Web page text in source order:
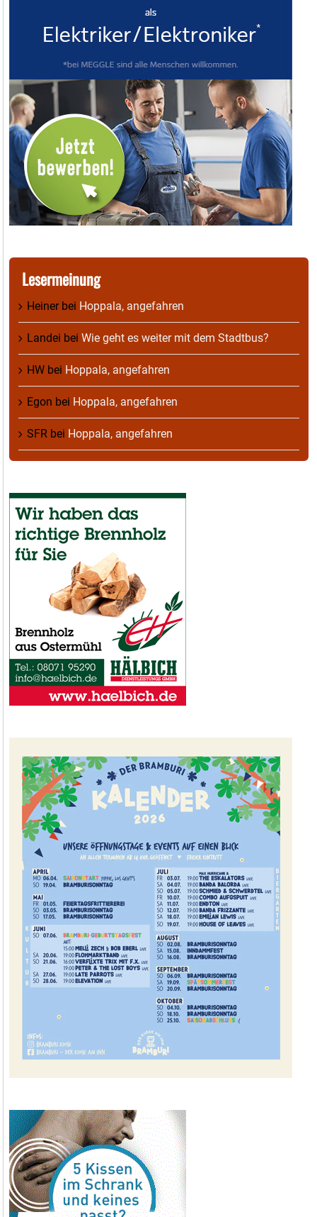
Lesermeinung
Heinerbei Hoppala, angefahren
Landei bei Wie geht es weiter mit dem Stadtbus?
HW bei Hoppala, angefahren
Egon bei Hoppala, angefahren
SFR bei Hoppala, angefahren